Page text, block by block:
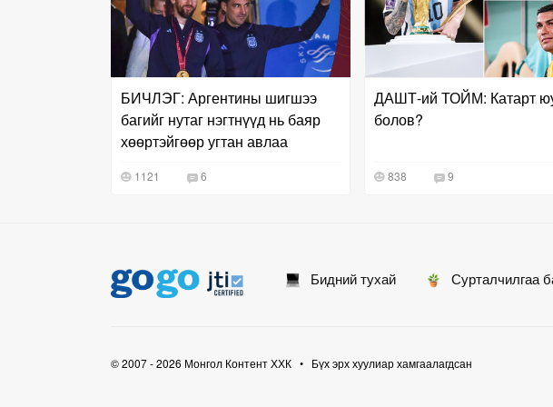
БИЧЛЭГ: Аргентины шигшээ
багийг нутаг нэгтнүүд нь баяр
хөөртэйгөөр угтан авлаа
1121 6
ДАШТ-ий ТОЙМ: Катарт
болов?
838 9
Бидний тухай Сурталчилгаа
© 2007 - 2026 Монгол Контент ХХК • Бүх эрх хуулиар хамгаалагдсан